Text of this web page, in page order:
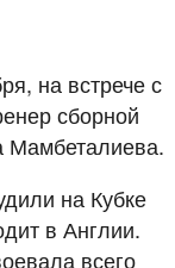
на встрече с
сборной
Мамбеталиева.
на Кубке
в Англии.
всего